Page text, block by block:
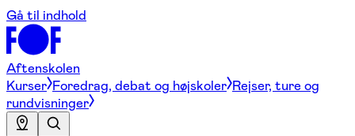
Gå til indhold
Aftenskolen
Kurser Foredrag, debat og højskoler Rejser, ture og
rundvisninger